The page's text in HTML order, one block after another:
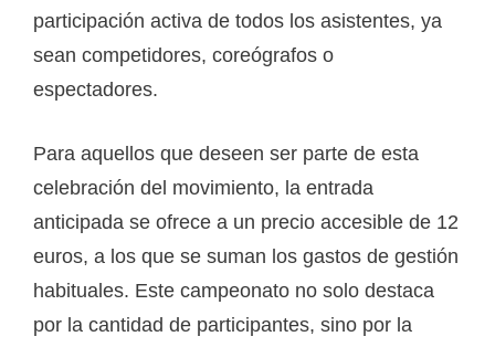
participación activa de todos los asistentes, ya
sean competidores, coreógrafos o
espectadores.
Para aquellos que deseen ser parte de esta
celebración del movimiento, la entrada
anticipada se ofrece a un precio accesible de 12
euros, a los que se suman los gastos de gestión
habituales. Este campeonato no solo destaca
por la cantidad de participantes, sino por la